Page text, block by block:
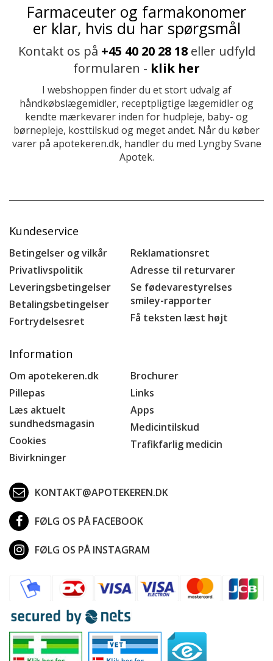
Farmaceuter og farmakonomer
er klar, hvis du har spørgsmål
Kontakt os på +45 40 20 28 18eller udfyld
formularen - klik her
I webshoppen finder du et stort udvalg af
håndkøbslægemidler, receptpligtige lægemidler og
kendte mærkevarer inden for hudpleje, baby- og
børnepleje, kosttilskud og meget andet. Når du køber
varer på apotekeren.dk, handler du med Lyngby Svane
Apotek.
Kundeservice
Betingelser og vilkår
Privatlivspolitik
Leveringsbetingelser
Betalingsbetingelser
Fortrydelsesret
Reklamationsret
Adresse til returvarer
Se fødevarestyrelses
smiley-rapporter
Få teksten læst højt
Information
Om apotekeren.dk
Pillepas
Læs aktuelt
sundhedsmagasin
Cookies
Bivirkninger
Brochurer
Links
Apps
Medicintilskud
Trafikfarlig medicin
KONTAKT@APOTEKEREN.DK
FØLG OS PÅ FACEBOOK
FØLG OS PÅ INSTAGRAM